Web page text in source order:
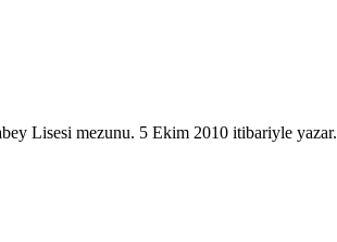
Lisesi mezunu. 5 Ekim 2010 itibariyle yazar.